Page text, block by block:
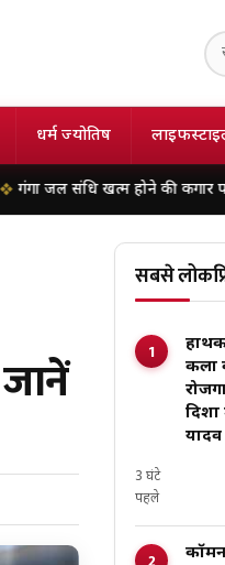
धर्म ज्योतिष
होने की कगार पर, भारत के
सबसे
कला
दिशा
यादव
3 घंटे
पहले